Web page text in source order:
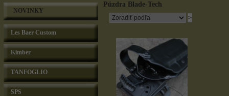
NOVINKY
Les Baer Custom
Kimber
TANFOGLIO
SPS
Púzdra Blade-Tech